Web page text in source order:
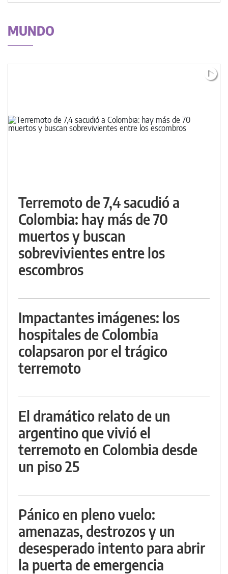
MUNDO
Terremoto de 7,4 sacudió a
Colombia: hay más de 70
muertos y buscan
sobrevivientes entre los
escombros
Impactantes imágenes: los
hospitales de Colombia
colapsaron por el trágico
terremoto
El dramático relato de un
argentino que vivió el
terremoto en Colombia desde
un piso 25
Pánico en pleno vuelo:
amenazas, destrozos y un
desesperado intento para abrir
la puerta de emergencia